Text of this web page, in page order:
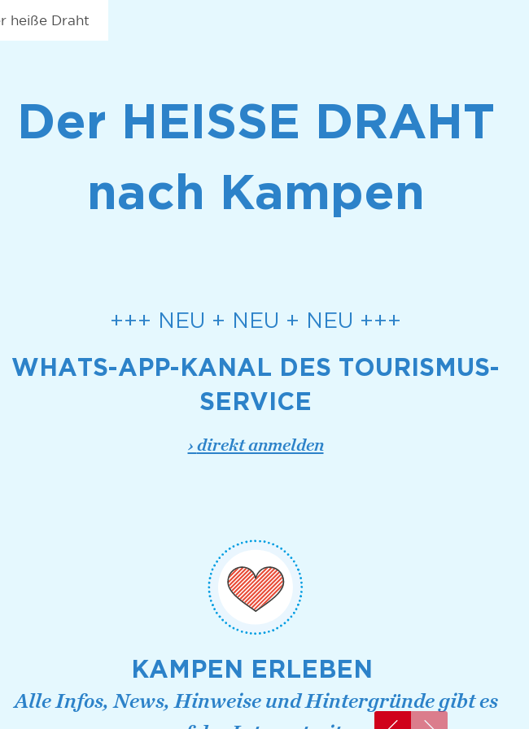
heiße Draht
Der HEISSE DRAHT
nach Kampen
+++ NEU + NEU + NEU +++
WHATS-APP-KANAL DES TOURISMUS-
SERVICE
› direkt anmelden
KAMPEN ERLEBEN
Alle Infos, News, Hinweise und Hintergründe gibt es